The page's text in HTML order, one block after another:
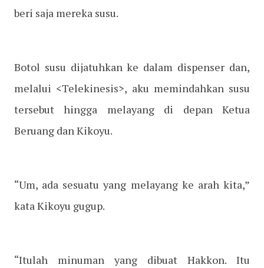
beri saja mereka susu.
Botol susu dijatuhkan ke dalam dispenser dan,
melalui <Telekinesis>, aku memindahkan susu
tersebut hingga melayang di depan Ketua
Beruang dan Kikoyu.
“Um, ada sesuatu yang melayang ke arah kita,”
kata Kikoyu gugup.
“Itulah minuman yang dibuat Hakkon. Itu